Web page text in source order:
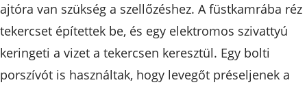
ajtóra van szükség a szellőzéshez. A füstkamrába réz
tekercset építettek be, és egy elektromos szivattyú
keringeti a vizet a tekercsen keresztül. Egy bolti
porszívót is használtak, hogy levegőt préseljenek a